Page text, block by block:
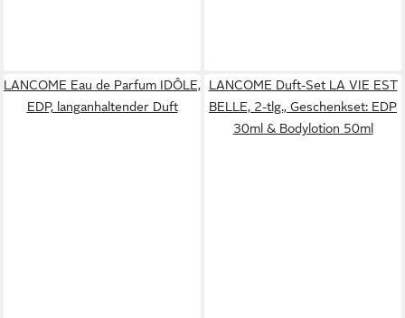
LANCOME Eau de Parfum IDÔLE,
EDP, langanhaltender Duft
LANCOME Duft-Set LA VIE EST
BELLE, 2-tlg., Geschenkset: EDP
30ml & Bodylotion 50ml